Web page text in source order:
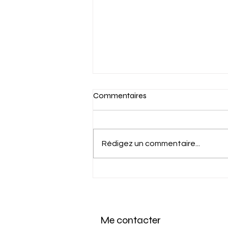
Commentaires
Rédigez un commentaire...
Me contacter